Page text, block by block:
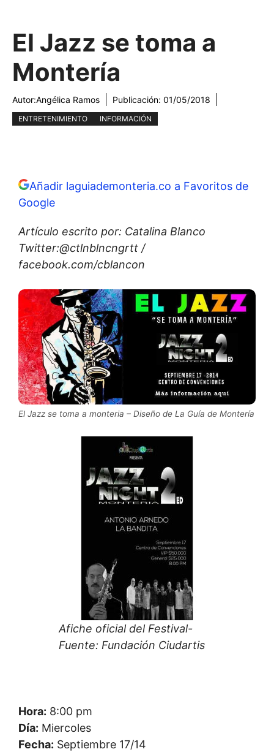
El Jazz se toma a
Montería
Autor:Angélica Ramos Publicación: 01/05/2018
ENTRETENIMIENTO INFORMACIÓN
Añadir laguiademonteria.co a Favoritos de
Google
Artículo escrito por: Catalina Blanco
Twitter:@ctlnblncngrtt /
facebook.com/cblancon
El Jazz se toma a monteria – Diseño de La Guía de Montería
Afiche oficial del Festival-
Fuente: Fundación Ciudartis
Hora: 8:00 pm
Día: Miercoles
Fecha: Septiembre 17/14